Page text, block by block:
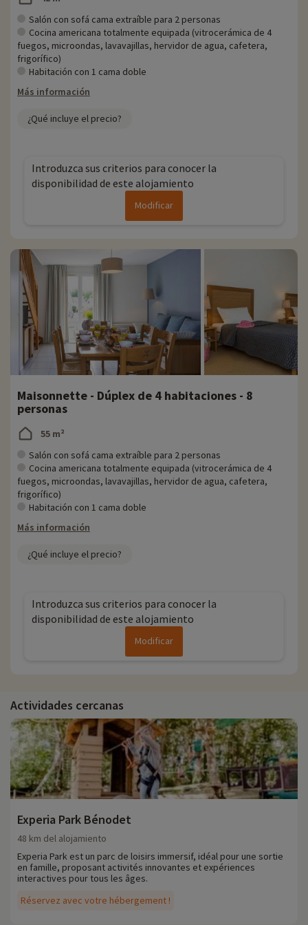
Salón con sofá cama extraíble para 2 personas
Cocina americana totalmente equipada (vitrocerámica de 4
fuegos, microondas, lavavajillas, hervidor de agua, cafetera,
frigorífico)
Habitación con 1 cama doble
Más información
¿Qué incluye el precio?
Introduzca sus criterios para conocer la
disponibilidad de este alojamiento
Modificar
Maisonnette - Dúplex de 4 habitaciones - 8
personas
55 m²
Salón con sofá cama extraíble para 2 personas
Cocina americana totalmente equipada (vitrocerámica de 4
fuegos, microondas, lavavajillas, hervidor de agua, cafetera,
frigorífico)
Habitación con 1 cama doble
Más información
¿Qué incluye el precio?
Introduzca sus criterios para conocer la
disponibilidad de este alojamiento
Modificar
Actividades cercanas
Experia Park Bénodet
Réservez avec votre hébergement !
48 km del alojamiento
Experia Park est un parc de loisirs immersif, idéal pour une sortie
en famille, proposant activités innovantes et expériences
interactives pour tous les âges.